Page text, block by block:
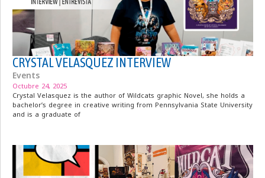
CRYSTAL VELASQUEZ INTERVIEW
Events
Octubre 24, 2025
Crystal Velasquez is the author of Wildcats graphic Novel, she holds a
bachelor’s degree in creative writing from Pennsylvania State University
and is a graduate of